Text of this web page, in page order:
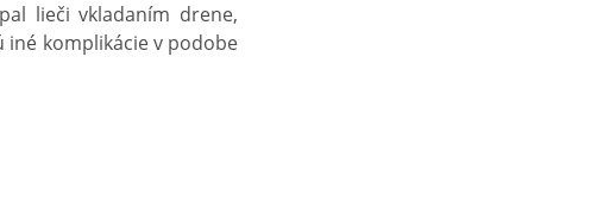
lieči vkladaním drene,
komplikácie v podobe